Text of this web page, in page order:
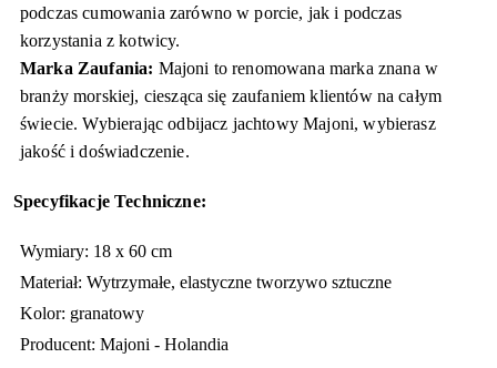
podczas cumowania zarówno w porcie, jak i podczas
korzystania z kotwicy.
Marka Zaufania: Majoni to renomowana marka znana w
branży morskiej, ciesząca się zaufaniem klientów na całym
świecie. Wybierając odbijacz jachtowy Majoni, wybierasz
jakość i doświadczenie.
Specyfikacje Techniczne:
Wymiary: 18 x 60 cm
Materiał: Wytrzymałe, elastyczne tworzywo sztuczne
Kolor: granatowy
Producent: Majoni - Holandia